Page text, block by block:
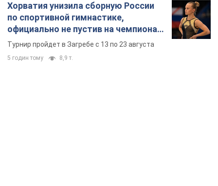
Хорватия унизила сборную России
по спортивной гимнастике,
официально не пустив на чемпионат
Европы основных спортсменов
Турнир пройдет в Загребе с 13 по 23 августа
5 годин тому 8,9 т.